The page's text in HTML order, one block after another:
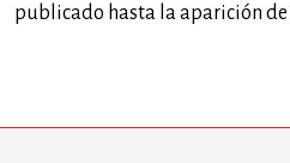
publicado hasta la aparición de